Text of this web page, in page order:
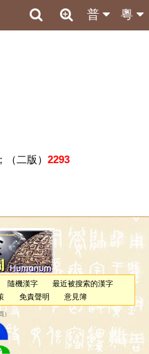
粵
普
（二版） 2293
隨機漢字
最近被搜索的漢字
免責聲明 意見簿
）